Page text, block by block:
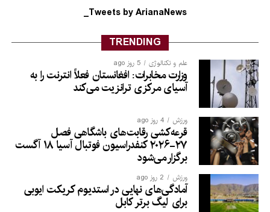
Tweets by ArianaNews_
TRENDING
علم و تکنالوژی 5 روز ago
وزارت مخابرات: افغانستان فعلاً انترنت را به
آسیای مرکزی ترانزیت می‌کند
ورزش 4 روز ago
قرعه‌کشی رقابت‌های باشگاهی فصل
۲۷-۲۰۲۶ کنفدراسیون فوتبال آسیا ۱۸ آگست
برگزار می‌شود
ورزش 2 روز ago
آمادگی‌های نهایی در استدیوم کریکت ایوبی
برای لیگ برتر کابل